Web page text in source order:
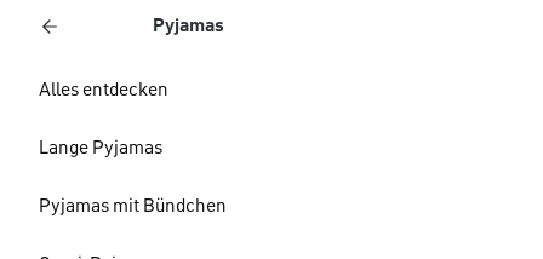
Pyjamas
Alles entdecken
Lange Pyjamas
Pyjamas mit Bündchen